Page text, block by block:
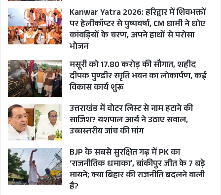
Kanwar Yatra 2026: हरिद्वार में शिवभक्तों
पर हेलीकॉप्टर से पुष्पवर्षा, CM धामी ने धोए
कांवड़ियों के चरण, अपने हाथों से परोसा
भोजन
मसूरी को 17.80 करोड़ की सौगात, शहीद
दीपक पुण्डीर स्मृति भवन का लोकार्पण, कई
विकास कार्य शुरू
उत्तराखंड में वोटर लिस्ट से नाम हटाने की
साजिश? यशपाल आर्य ने उठाए सवाल,
उच्चस्तरीय जांच की मांग
BJP के सबसे सुरक्षित गढ़ में PK का
‘राजनीतिक धमाका’, बांकीपुर जीत के 7 बड़े
मायने; क्या बिहार की राजनीति बदलने वाली
है?